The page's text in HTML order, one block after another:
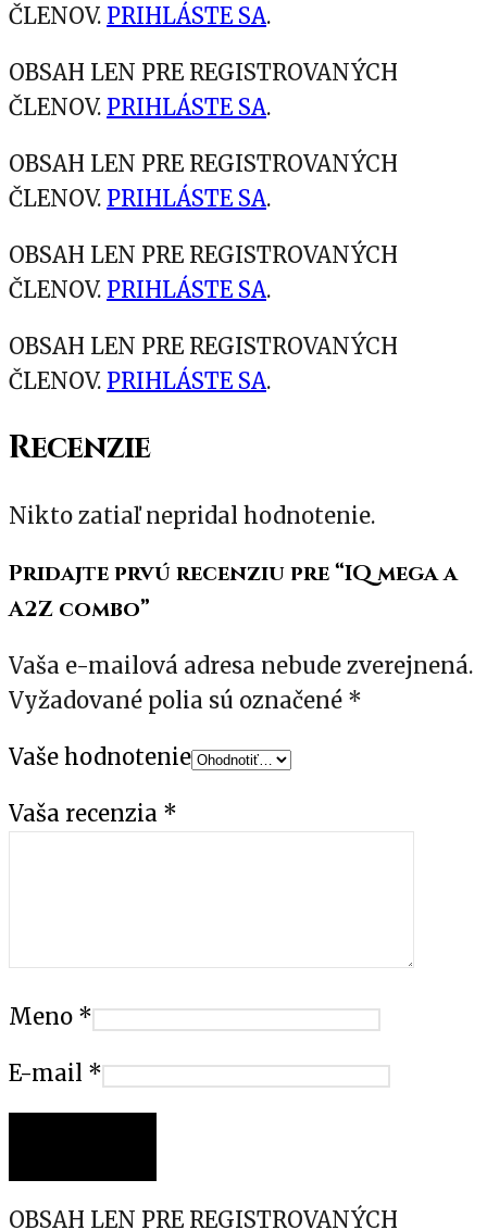
ČLENOV. PRIHLÁSTE SA.
OBSAH LEN PRE REGISTROVANÝCH
ČLENOV. PRIHLÁSTE SA.
OBSAH LEN PRE REGISTROVANÝCH
ČLENOV. PRIHLÁSTE SA.
OBSAH LEN PRE REGISTROVANÝCH
ČLENOV. PRIHLÁSTE SA.
OBSAH LEN PRE REGISTROVANÝCH
ČLENOV. PRIHLÁSTE SA.
Recenzie
Nikto zatiaľ nepridal hodnotenie.
Pridajte prvú recenziu pre “IQ mega a
A2Z combo”
Vaša e-mailová adresa nebude zverejnená.
Vyžadované polia sú označené *
Vaše hodnotenie
Vaša recenzia *
Meno *
E-mail *
OBSAH LEN PRE REGISTROVANÝCH